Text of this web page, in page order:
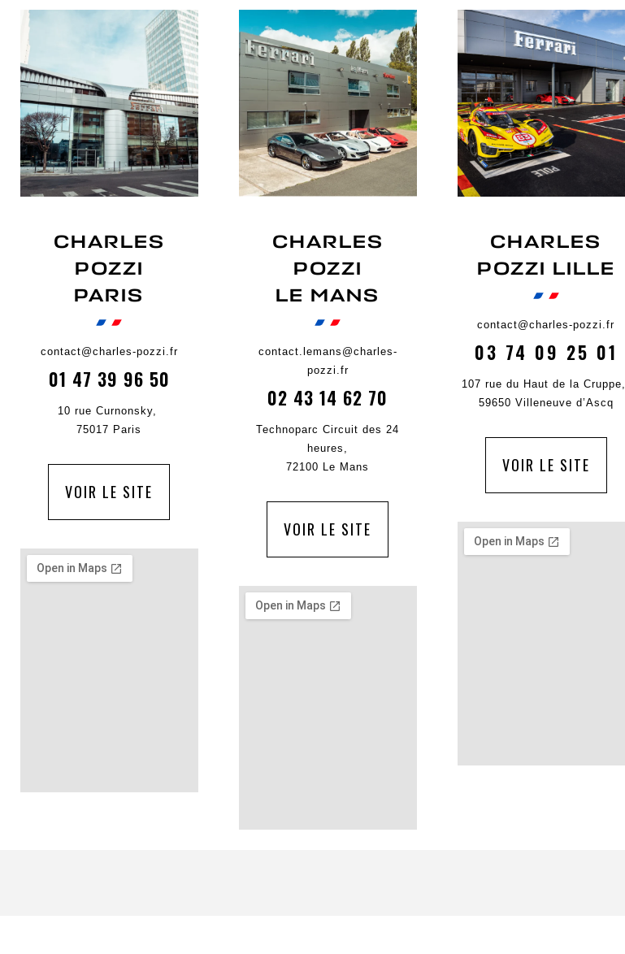
CHARLES
POZZI
PARIS
contact@charles-pozzi.fr
01 47 39 96 50
10 rue Curnonsky,
75017 Paris
VOIR LE SITE
CHARLES
POZZI
LE MANS
contact.lemans@charles-
pozzi.fr
02 43 14 62 70
Technoparc Circuit des 24
heures,
72100 Le Mans
VOIR LE SITE
CHARLES
POZZI LILLE
contact@charles-pozzi.fr
03 74 09 25 01
107 rue du Haut de la Cruppe,
59650 Villeneuve d’Ascq
VOIR LE SITE